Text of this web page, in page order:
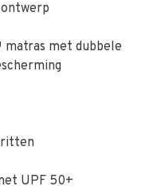
matras met dubbele
ritten
UPF 50+